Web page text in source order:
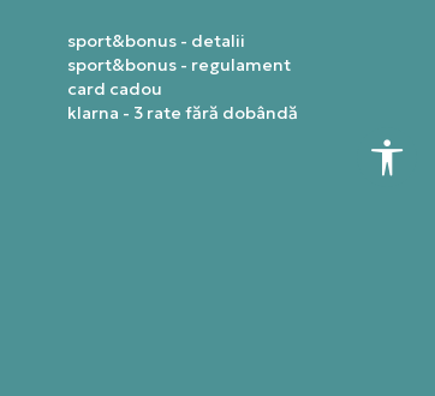
sport&bonus - detalii
sport&bonus - regulament
card cadou
klarna - 3 rate fără dobândă